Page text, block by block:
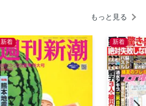
説
ックヤード
郎の死角からの一撃
談 シーズン2
もっと見る
新着 新着